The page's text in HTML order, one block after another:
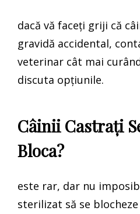
dacă vă faceți griji că
gravidă accidental,
veterinar cât mai
discuta opțiunile.
Câinii Castrați
Bloca?
este rar, dar nu
sterilizat să se